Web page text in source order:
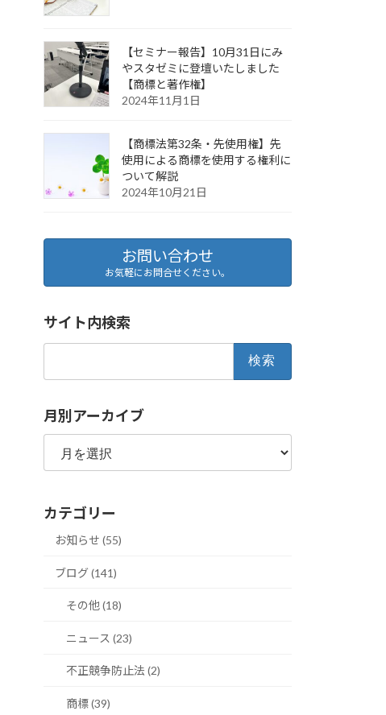
【セミナー報告】10月31日にみ
やスタゼミに登壇いたしました
【商標と著作権】
2024年11月1日
【商標法第32条・先使用権】先
使用による商標を使用する権利に
ついて解説
2024年10月21日
お問い合わせ
お気軽にお問合せください。
サイト内検索
月別アーカイブ
月
ア
カ
カテゴリー
お知らせ (55)
ブログ (141)
その他 (18)
ニュース (23)
不正競争防止法 (2)
商標 (39)